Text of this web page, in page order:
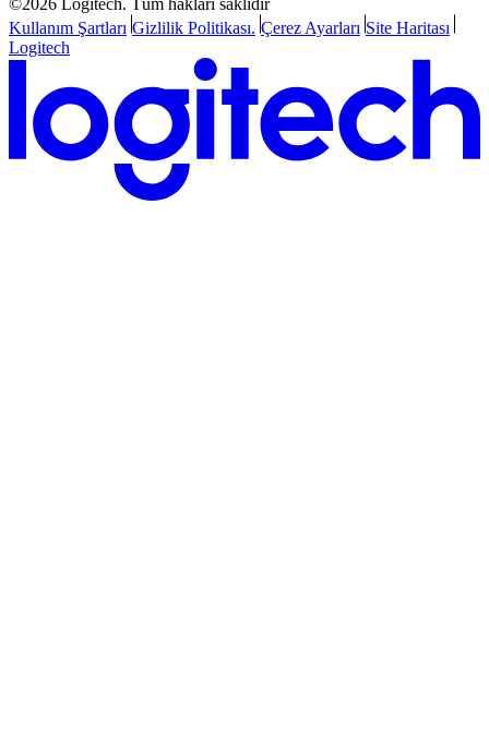
Kullanım Şartları Gizlilik Politikası. Çerez Ayarları Site Haritası
Logitech